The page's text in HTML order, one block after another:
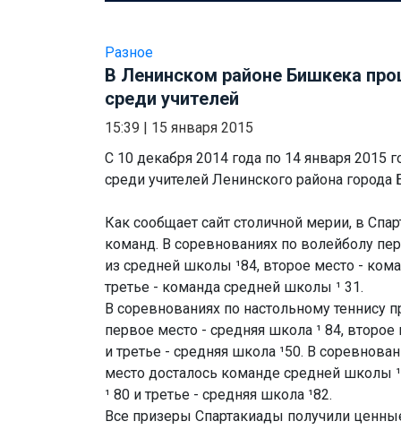
Разное
В Ленинском районе Бишкека
среди учителей
15:39
15 января 2015
С 10 декабря 2014 года по 14 января 2015
среди учителей Ленинского района города
Как сообщает сайт столичной мерии, в
команд. В соревнованиях по волейболу
из средней школы ¹84, второе место -
третье - команда средней школы ¹ 31.
В соревнованиях по настольному теннису
первое место - средняя школа ¹ 84,
и третье - средняя школа ¹50. В
место досталось команде средней школы
¹ 80 и третье - средняя школа ¹82.
Все призеры Спартакиады получили